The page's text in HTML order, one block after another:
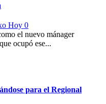
Hoy 0
el nuevo mánager
ocupó ese...
para el Regional